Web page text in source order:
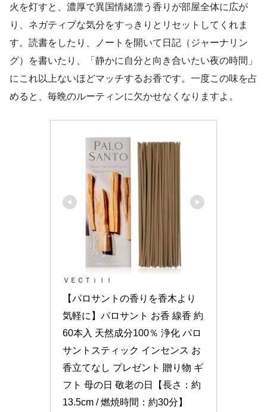
火を灯すと、濃厚で異国情緒漂う香りが部屋全体に広が
り、ネガティブな気分をすっきりとリセットしてくれま
す。読書をしたり、ノートを開いて日記（ジャーナリン
グ）を書いたり、「静かに自分と向き合いたい夜の時間」
にこれ以上ないほどマッチするお香です。一度この味を占
めると、毎晩のルーティンに欠かせなくなりますよ。
ＶＥＣＴｉｌｌ
【パロサントの香りを香木より
気軽に】パロサント お香 線香 約
60本入 天然成分100％ 浄化 パロ
サントスティック インセンス お
香立てなし プレゼント 贈り物 ギ
フト 母の日 敬老の日【長さ：約
13.5cm / 燃焼時間：約30分】